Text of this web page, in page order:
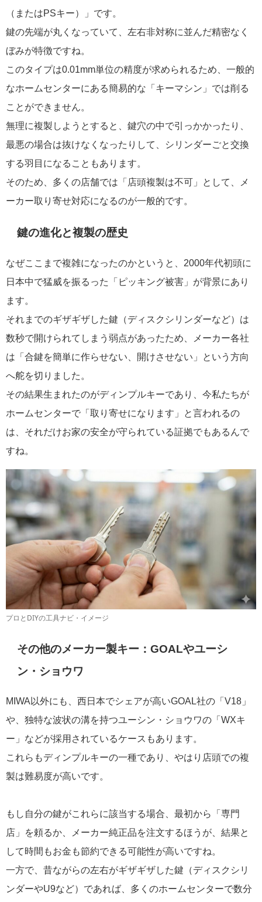
（またはPSキー）」です。
鍵の先端が丸くなっていて、左右非対称に並んだ精密なく
ぼみが特徴ですね。
このタイプは0.01mm単位の精度が求められるため、一般的
なホームセンターにある簡易的な「キーマシン」では削る
ことができません。
無理に複製しようとすると、鍵穴の中で引っかかったり、
最悪の場合は抜けなくなったりして、シリンダーごと交換
する羽目になることもあります。
そのため、多くの店舗では「店頭複製は不可」として、メ
ーカー取り寄せ対応になるのが一般的です。
鍵の進化と複製の歴史
なぜここまで複雑になったのかというと、2000年代初頭に
日本中で猛威を振るった「ピッキング被害」が背景にあり
ます。
それまでのギザギザした鍵（ディスクシリンダーなど）は
数秒で開けられてしまう弱点があったため、メーカー各社
は「合鍵を簡単に作らせない、開けさせない」という方向
へ舵を切りました。
その結果生まれたのがディンプルキーであり、今私たちが
ホームセンターで「取り寄せになります」と言われるの
は、それだけお家の安全が守られている証拠でもあるんで
すね。
プロとDIYの工具ナビ・イメージ
その他のメーカー製キー：GOALやユーシ
ン・ショウワ
MIWA以外にも、西日本でシェアが高いGOAL社の「V18」
や、独特な波状の溝を持つユーシン・ショウワの「WXキ
ー」などが採用されているケースもあります。
これらもディンプルキーの一種であり、やはり店頭での複
製は難易度が高いです。
もし自分の鍵がこれらに該当する場合、最初から「専門
店」を頼るか、メーカー純正品を注文するほうが、結果と
して時間もお金も節約できる可能性が高いですね。
一方で、昔ながらの左右がギザギザした鍵（ディスクシリ
ンダーやU9など）であれば、多くのホームセンターで数分